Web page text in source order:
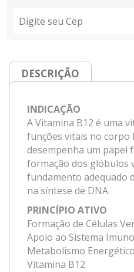
DESCRIÇÃO
INDICAÇÃO
A Vitamina B12 é uma
funções vitais no corpo
desempenha um papel
formação dos glóbulos
fundamento adequado
na síntese de DNA.
PRINCÍPIO ATIVO
Formação de Células
Apoio ao Sistema
Metabolismo Energético
Vitamina B12